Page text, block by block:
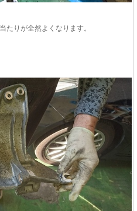
たりが全然よくなります。